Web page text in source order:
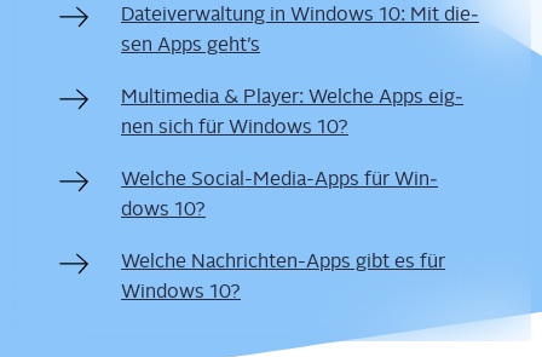
Datei­ver­wal­tung in Win­dows 10: Mit die­
sen Apps geht’s
Mul­ti­me­dia & Play­er: Wel­che Apps eig­
nen sich für Win­dows 10?
Wel­che Social-Media-Apps für Win­
dows 10?
Wel­che Nach­rich­ten-Apps gibt es für
Win­dows 10?